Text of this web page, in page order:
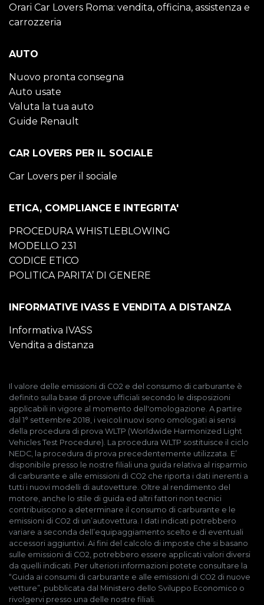
Orari Car Lovers Roma: vendita, officina, assistenza e
carrozzeria
AUTO
Nuovo pronta consegna
Auto usate
Valuta la tua auto
Guide Renault
CAR LOVERS PER IL SOCIALE
Car Lovers per il sociale
ETICA, COMPLIANCE E INTEGRITA'
PROCEDURA WHISTLEBLOWING
MODELLO 231
CODICE ETICO
POLITICA PARITA’ DI GENERE
INFORMATIVE IVASS E VENDITA A DISTANZA
Informativa IVASS
Vendita a distanza
Il valore delle emissioni di CO2 e del consumo di carburante è
definito sulla base di prove ufficiali secondo le disposizioni
applicabili in vigore al momento dell'omologazione. A partire
dal 1° settembre 2018, i veicoli nuovi sono omologati ai sensi
della procedura di prova WLTP (Worldwide Harmonized Light
Vehicles Test Procedure). La procedura WLTP sostituisce il ciclo
NEDC, la procedura di prova precedentemente utilizzata. E’
disponibile presso le nostre filiali una guida relativa al risparmio
di carburante e alle emissioni di CO2 che riporta i dati inerenti a
tutti i nuovi modelli di autovetture. Oltre al rendimento del
motore, anche lo stile di guida ed altri fattori non tecnici
contribuiscono a determinare il consumo di carburante e le
emissioni di CO2 di un’autovettura. I dati indicati potrebbero
variare a seconda dell’equipaggiamento scelto e di eventuali
accessori aggiuntivi. Ai fini del calcolo di imposte che si basano
sulle emissioni di CO2, potrebbero essere applicati valori diversi
da quelli indicati. Per ulteriori informazioni potete consultare la
“Guida ai consumi di carburante e alle emissioni di CO2 di nuove
vetture”, pubblicata dal Ministero dello Sviluppo Economico o
rivolgervi presso una delle nostre filiali.